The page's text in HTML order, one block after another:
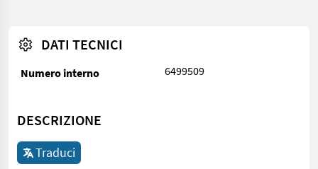
DATI TECNICI
Numero interno 6499509
DESCRIZIONE
Traduci